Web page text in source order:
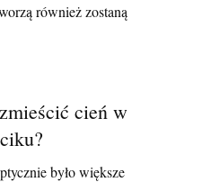
również zostaną
cień w
było większe